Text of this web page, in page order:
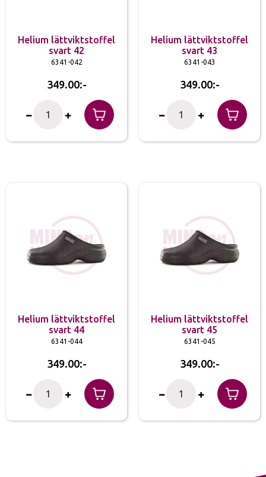
Helium lättviktstoffel
svart 42
6341-042
349.00
Helium lättviktstoffel
svart 43
6341-043
349.00
Helium lättviktstoffel
svart 44
6341-044
349.00
Helium lättviktstoffel
svart 45
6341-045
349.00